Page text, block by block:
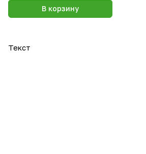
В корзину
Текст